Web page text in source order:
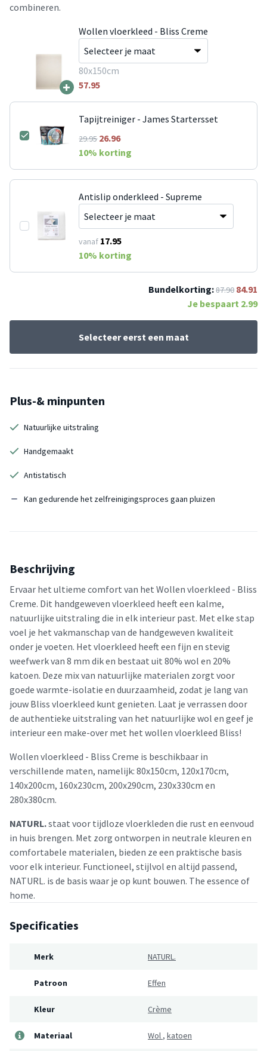
combineren.
+
Wollen vloerkleed - Bliss Creme
80x150cm
57.95
Tapijtreiniger - James Startersset
29.9526.96
10% korting
Antislip onderkleed - Supreme
vanaf 17.95
10% korting
Bundelkorting:87.90 84.91
Je bespaart 2.99
Selecteer eerst een maat
Plus-& minpunten
Natuurlijke uitstraling
Handgemaakt
Antistatisch
Kan gedurende het zelfreinigingsproces gaan pluizen
Beschrijving
Ervaar het ultieme comfort van het Wollen vloerkleed - Bliss
Creme. Dit handgeweven vloerkleed heeft een kalme,
natuurlijke uitstraling die in elk interieur past. Met elke stap
voel je het vakmanschap van de handgeweven kwaliteit
onder je voeten. Het vloerkleed heeft een fijn en stevig
weefwerk van 8 mm dik en bestaat uit 80% wol en 20%
katoen. Deze mix van natuurlijke materialen zorgt voor
goede warmte-isolatie en duurzaamheid, zodat je lang van
jouw Bliss vloerkleed kunt genieten. Laat je verrassen door
de authentieke uitstraling van het natuurlijke wol en geef je
interieur een make-over met het wollen vloerkleed Bliss!
Wollen vloerkleed - Bliss Creme is beschikbaar in
verschillende maten, namelijk: 80x150cm, 120x170cm,
140x200cm, 160x230cm, 200x290cm, 230x330cm en
280x380cm.
NATURL.staat voor tijdloze vloerkleden die rust en eenvoud
in huis brengen. Met zorg ontworpen in neutrale kleuren en
comfortabele materialen, bieden ze een praktische basis
voor elk interieur. Functioneel, stijlvol en altijd passend,
NATURL. is de basis waar je op kunt bouwen. The essence of
home.
Specificaties
Merk NATURL.
Patroon Effen
Kleur Crème
Materiaal Wol , katoen